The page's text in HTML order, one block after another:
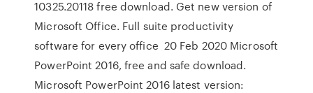
10325.20118 free download. Get new version of
Microsoft Office. Full suite productivity
software for every office 20 Feb 2020 Microsoft
PowerPoint 2016, free and safe download.
Microsoft PowerPoint 2016 latest version: